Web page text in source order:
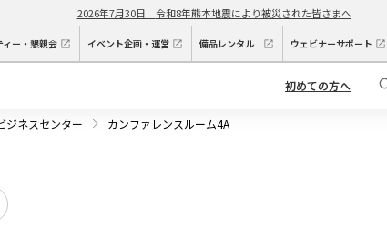
2026年7月30日 令和8年熊本地震により被災された皆さまへ
ィー・懇親会 イベント企画・運営 備品レンタル ウェビナーサポート
初めての方へ
ジネスセンター カンファレンスルーム4A